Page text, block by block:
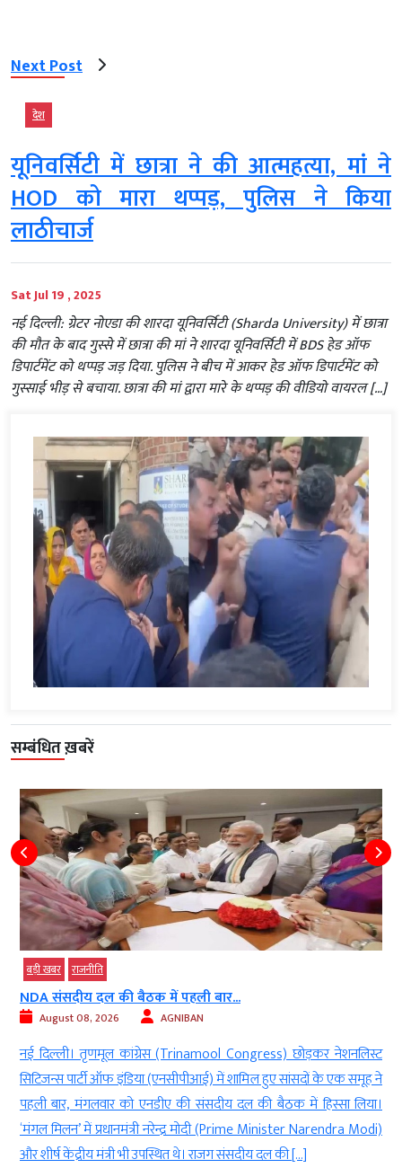
Next Post
देश
यूनिवर्सिटी में छात्रा ने की आत्महत्या, मां ने
HOD को मारा थप्पड़, पुलिस ने किया
लाठीचार्ज
Sat Jul 19 , 2025
नई दिल्ली: ग्रेटर नोएडा की शारदा यूनिवर्सिटी (Sharda University) में छात्रा
की मौत के बाद गुस्से में छात्रा की मां ने शारदा यूनिवर्सिटी में BDS हेड ऑफ
डिपार्टमेंट को थप्पड़ जड़ दिया. पुलिस ने बीच में आकर हेड ऑफ डिपार्टमेंट को
गुस्साई भीड़ से बचाया. छात्रा की मां द्वारा मारे के थप्पड़ की वीडियो वायरल […]
सम्बंधित ख़बरें
बड़ी खबर राजनीति
NDA संसदीय दल की बैठक में पहली बार...
August 08, 2026 AGNIBAN
नई दिल्ली। तृणमूल कांग्रेस (Trinamool Congress) छोड़कर नेशनलिस्ट
सिटिजन्स पार्टी ऑफ इंडिया (एनसीपीआई) में शामिल हुए सांसदों के एक समूह ने
पहली बार, मंगलवार को एनडीए की संसदीय दल की बैठक में हिस्सा लिया।
‘मंगल मिलन’ में प्रधानमंत्री नरेन्द्र मोदी (Prime Minister Narendra Modi)
और शीर्ष केंद्रीय मंत्री भी उपस्थित थे। राजग संसदीय दल की […]